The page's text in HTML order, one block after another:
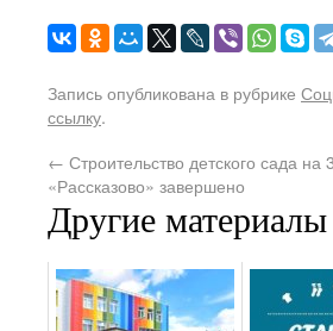
Запись опубликована в рубрике
ссылку.
← Строительство детского сада
«Рассказово» завершено
Другие